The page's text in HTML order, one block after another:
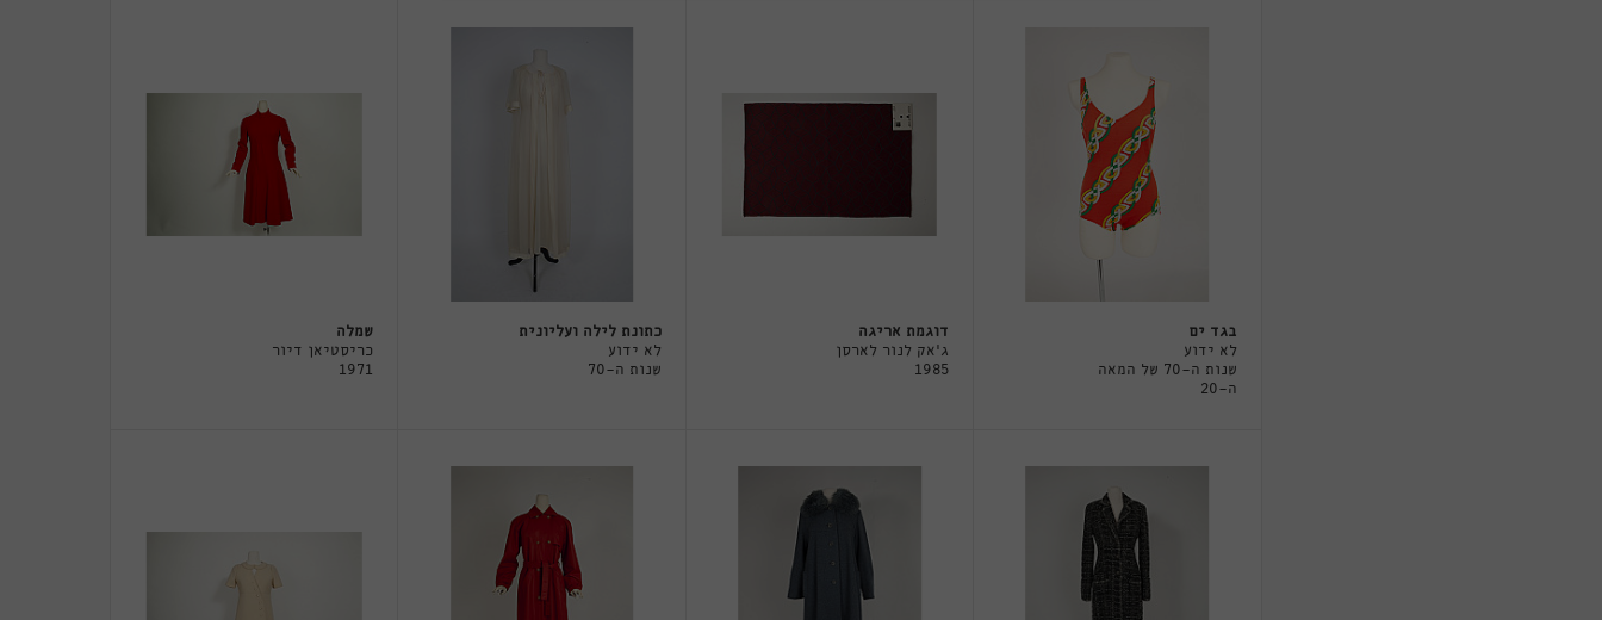
בגד ים
לא ידוע
שנות ה-70 של המאה
ה-20
דוגמת אריגה
ג'אק לנור לארסן
1985
כתונת לילה ועליונית
לא ידוע
שנות ה-70
שמלה
כריסטיאן דיור
1971